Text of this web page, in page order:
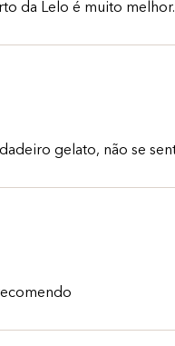
da Lelo é muito melhor.
gelato, não se